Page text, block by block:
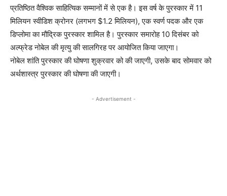
प्रतिष्ठित वैश्विक साहित्यिक सम्मानों में से एक है। इस वर्ष के पुरस्कार में 11
मिलियन स्वीडिश क्रोनर (लगभग $1.2 मिलियन), एक स्वर्ण पदक और एक
डिप्लोमा का मौद्रिक पुरस्कार शामिल है। पुरस्कार समारोह 10 दिसंबर को
अल्फ्रेड नोबेल की मृत्यु की सालगिरह पर आयोजित किया जाएगा।
नोबेल शांति पुरस्कार की घोषणा शुक्रवार को की जाएगी, उसके बाद सोमवार को
अर्थशास्त्र पुरस्कार की घोषणा की जाएगी।
- Advertisement -